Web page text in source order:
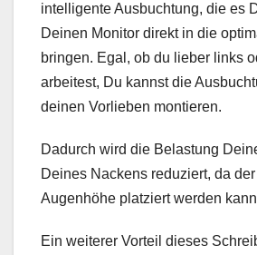
intelligente Ausbuchtung, die es
Deinen Monitor direkt in die
bringen. Egal, ob du lieber links
arbeitest, Du kannst die
deinen Vorlieben montieren.
Dadurch wird die Belastung
Deines Nackens reduziert, da
Augenhöhe platziert werden
Ein weiterer Vorteil dieses